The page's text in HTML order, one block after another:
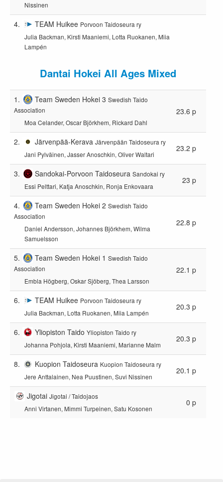
Nissinen
4. TEAM Huikee Porvoon Taidoseura ry
Julia Backman, Kirsti Maaniemi, Lotta Ruokanen, Miia
Lampén
Dantai Hokei All Ages Mixed
1. Team Sweden Hokei 3 Swedish Taido
Association
Moa Celander, Oscar Björkhem, Rickard Dahl
23.6 p
2. Järvenpää-Kerava Järvenpään Taidoseura ry
Jani Pylväinen, Jasser Anoschkin, Oliver Waltari
23.2 p
3. Sandokai-Porvoon Taidoseura Sandokai ry
Essi Pelttari, Katja Anoschkin, Ronja Enkovaara
23 p
4. Team Sweden Hokei 2 Swedish Taido
Association
Daniel Andersson, Johannes Björkhem, Wilma
Samuelsson
22.8 p
5. Team Sweden Hokei 1 Swedish Taido
Association
Embla Högberg, Oskar Sjöberg, Thea Larsson
22.1 p
6. TEAM Huikee Porvoon Taidoseura ry
Julia Backman, Lotta Ruokanen, Miia Lampén
20.3 p
6. Yliopiston Taido Yliopiston Taido ry
Johanna Pohjola, Kirsti Maaniemi, Marianne Malm
20.3 p
8. Kuopion Taidoseura Kuopion Taidoseura ry
Jere Anttalainen, Nea Puustinen, Suvi Nissinen
20.1 p
Jigotai Jigotai / Taidojaos
Anni Virtanen, Mimmi Turpeinen, Satu Kosonen
0 p